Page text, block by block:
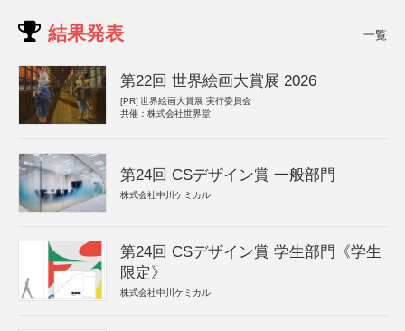
結果発表 一覧
第22回 世界絵画大賞展 2026
[PR] 世界絵画大賞展 実行委員会
共催：株式会社世界堂
第24回 CSデザイン賞 一般部門
株式会社中川ケミカル
第24回 CSデザイン賞 学生部門《学生
限定》
株式会社中川ケミカル